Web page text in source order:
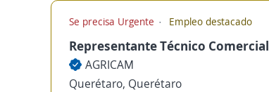
Se precisa Urgente Empleo destacado
Representante Técnico Comercial
AGRICAM
Querétaro, Querétaro